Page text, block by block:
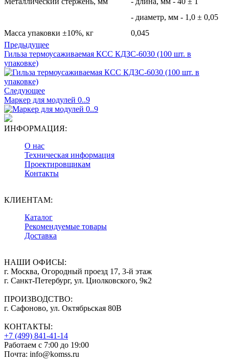
- диаметр, мм - 1,0 ± 0,05
Масса упаковки ±10%, кг
0,045
Предыдущее
Гильза термоусаживаемая КСС КДЗС-6030 (100 шт. в
упаковке)
Следующее
Маркер для модулей 0..9
ИНФОРМАЦИЯ:
О нас
Техническая информация
Проектировщикам
Контакты
КЛИЕНТАМ:
Каталог
Рекомендуемые товары
Доставка
НАШИ ОФИСЫ:
г. Москва, Огородный проезд 17, 3-й этаж
г. Санкт-Петербург, ул. Циолковского, 9к2
ПРОИЗВОДСТВО:
г. Сафоново, ул. Октябрьская 80В
КОНТАКТЫ:
+7 (499) 841-41-14
Работаем с 7:00 до 19:00
Почта: info@komss.ru